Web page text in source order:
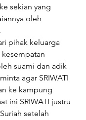
sekian yang
oleh
pihak keluarga
suami dan adik
agar SRIWATI
ke kampung
ini SRIWATI justru
setelah